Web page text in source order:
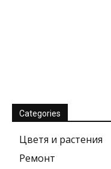
Categories
Цветя и растения
Ремонт